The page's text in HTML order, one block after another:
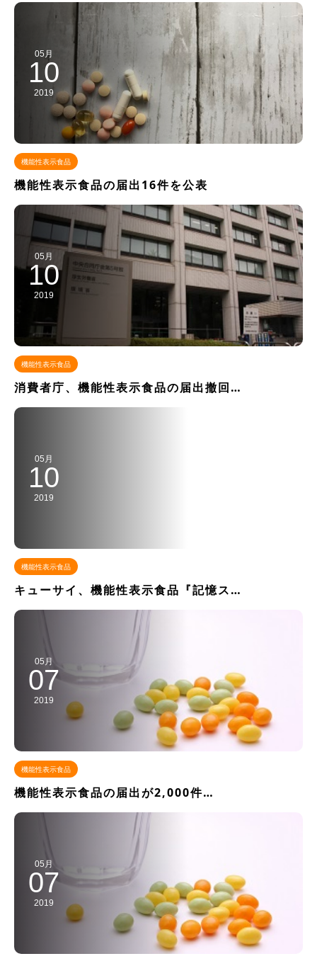
05月
10
2019
機能性表示食品
機能性表示食品の届出16件を公表
05月
10
2019
機能性表示食品
消費者庁、機能性表示食品の届出撤回…
05月
10
2019
機能性表示食品
キューサイ、機能性表示食品『記憶ス…
05月
07
2019
機能性表示食品
機能性表示食品の届出が2,000件…
05月
07
2019